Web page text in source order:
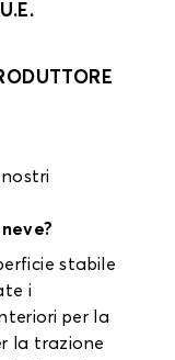
stabile
i
per la
la trazione